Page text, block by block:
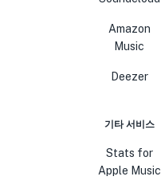
Amazon
Music
Deezer
기타 서비스
Stats for
Apple Music